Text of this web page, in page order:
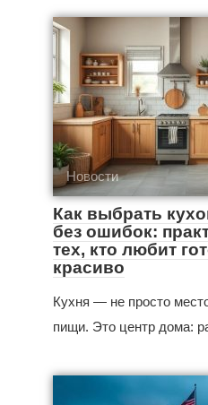
Новости
Как выбрать
без ошибок:
тех, кто любит
красиво
Кухня — не просто
пищи. Это центр дома: